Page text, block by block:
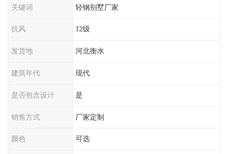
关键词 轻钢别墅厂家
抗风 12级
发货地 河北衡水
建筑年代 现代
是否包含设计 是
销售方式 厂家定制
颜色 可选